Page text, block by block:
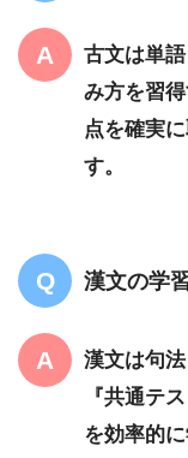
古文は単
み方を習
点を確実
す。
漢文の学
漢文は句
『共通テ
を効率的